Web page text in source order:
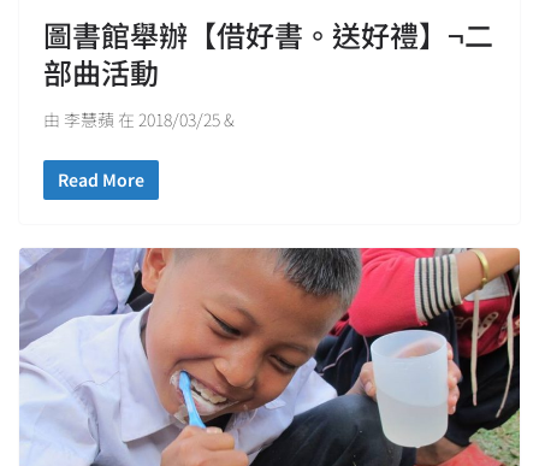
圖書館舉辦【借好書。送好禮】¬二
部曲活動
由 李慧蘋 在 2018/03/25 &
Read More